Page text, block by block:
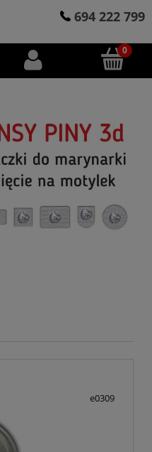
694 222 799
e0309